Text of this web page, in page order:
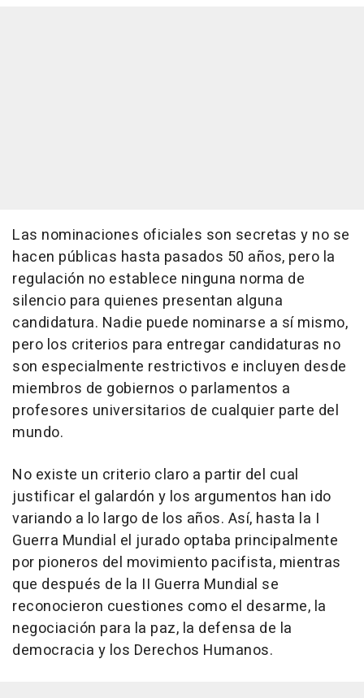
Las nominaciones oficiales son secretas y no se
hacen públicas hasta pasados 50 años, pero la
regulación no establece ninguna norma de
silencio para quienes presentan alguna
candidatura. Nadie puede nominarse a sí mismo,
pero los criterios para entregar candidaturas no
son especialmente restrictivos e incluyen desde
miembros de gobiernos o parlamentos a
profesores universitarios de cualquier parte del
mundo.
No existe un criterio claro a partir del cual
justificar el galardón y los argumentos han ido
variando a lo largo de los años. Así, hasta la I
Guerra Mundial el jurado optaba principalmente
por pioneros del movimiento pacifista, mientras
que después de la II Guerra Mundial se
reconocieron cuestiones como el desarme, la
negociación para la paz, la defensa de la
democracia y los Derechos Humanos.